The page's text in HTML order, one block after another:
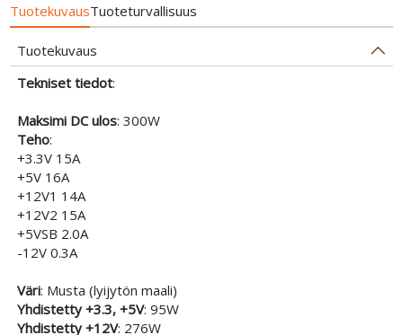
TuotekuvausTuoteturvallisuus
Tuotekuvaus
Tekniset tiedot:
Maksimi DC ulos: 300W
Teho:
+3.3V 15A
+5V 16A
+12V1 14A
+12V2 15A
+5VSB 2.0A
-12V 0.3A
Väri: Musta (lyijytön maali)
Yhdistetty +3.3, +5V: 95W
Yhdistetty +12V: 276W